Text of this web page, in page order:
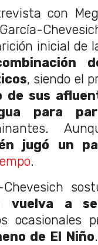
con
inicial de
, siendo el
de sus
para
jugó un
.
Chevesich
vuelva a
ocasionales
de El Niño